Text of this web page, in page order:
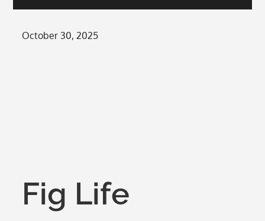
Posted
October 30, 2025
Fig Life